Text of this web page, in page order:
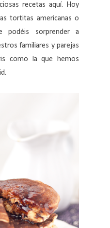
recetas aquí. Hoy
tortitas americanas o
sorprender a
familiares y parejas
como la que hemos